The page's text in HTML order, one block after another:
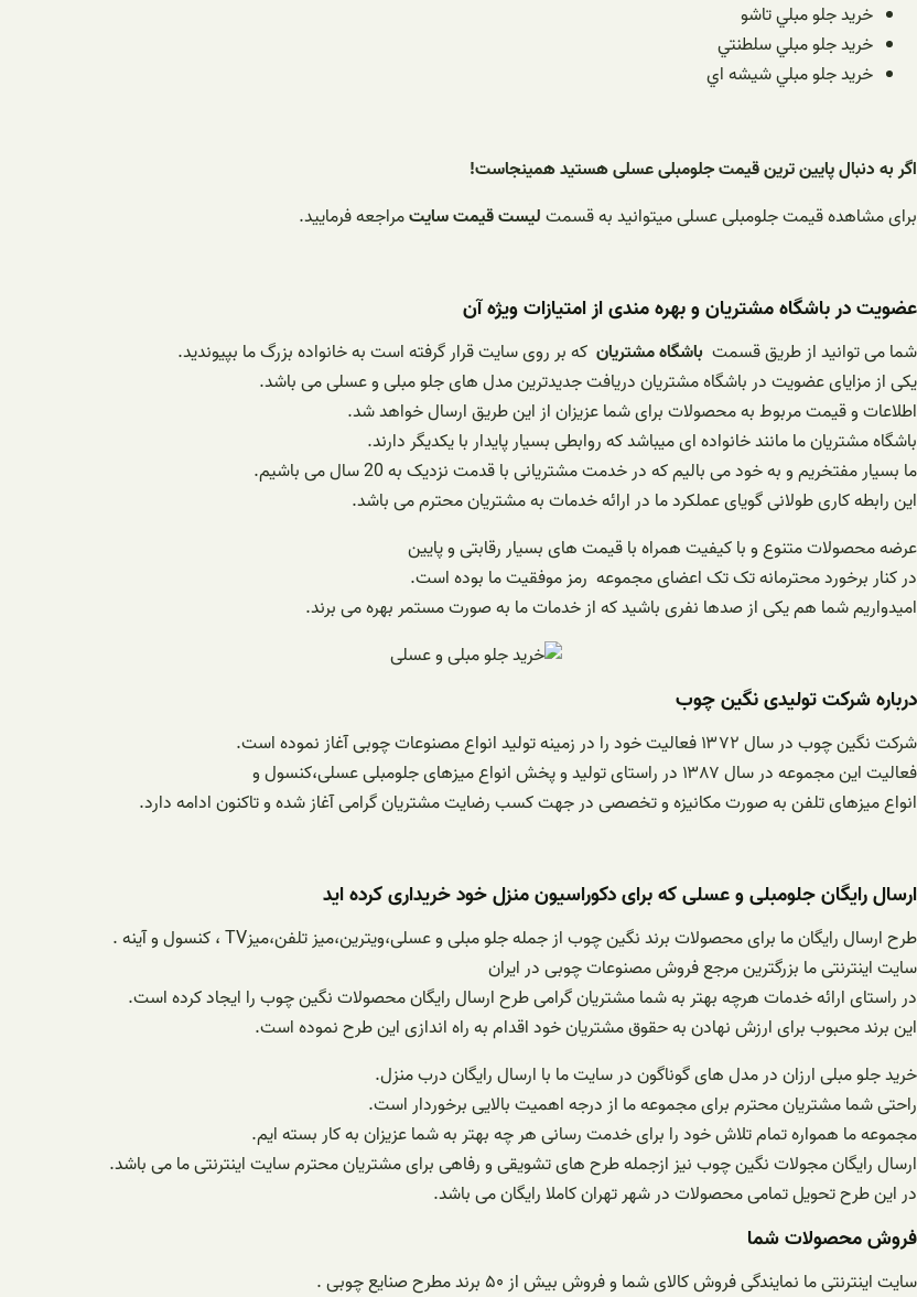
خريد جلو مبلي تاشو
خريد جلو مبلي سلطنتي
خريد جلو مبلي شيشه اي
اگر به دنبال پایین ترین قیمت جلومبلی عسلی هستید همینجاست!
برای مشاهده قیمت جلومبلی عسلی میتوانید به قسمتلیست قیمت سایتمراجعه فرمایید.
عضویت در باشگاه مشتریان و بهره مندی از امتیازات ویژه آن
شما می توانید از طریق قسمت باشگاه مشتریان که بر روی سایت قرار گرفته است به خانواده بزرگ ما بپیوندید.
یکی از مزایای عضویت در باشگاه مشتریان دریافت جدیدترین مدل های جلو مبلی و عسلی می باشد.
اطلاعات و قیمت مربوط به محصولات برای شما عزیزان از این طریق ارسال خواهد شد.
باشگاه مشتریان ما مانند خانواده ای میباشد که روابطی بسیار پایدار با یکدیگر دارند.
ما بسیار مفتخریم و به خود می بالیم که در خدمت مشتریانی با قدمت نزدیک به 20 سال می باشیم.
این رابطه کاری طولانی گویای عملکرد ما در ارائه خدمات به مشتریان محترم می باشد.
عرضه محصولات متنوع و با کیفیت همراه با قیمت های بسیار رقابتی و پایین
در کنار برخورد محترمانه تک تک اعضای مجموعه رمز موفقیت ما بوده است.
امیدواریم شما هم یکی از صدها نفری باشید که از خدمات ما به صورت مستمر بهره می برند.
درباره شرکت تولیدی نگین چوب
شرکت نگین چوب در سال ۱۳۷۲ فعالیت خود را در زمینه تولید انواع مصنوعات چوبی آغاز نموده است.
فعالیت این مجموعه در سال ۱۳۸۷ در راستای تولید و پخش انواع میزهای جلومبلی عسلی،کنسول و
انواع میزهای تلفن به صورت مکانیزه و تخصصی در جهت کسب رضایت مشتریان گرامی آغاز شده و تاکنون ادامه دارد.
ارسال رایگان جلومبلی و عسلی که برای دکوراسیون منزل خود خریداری کرده اید
طرح ارسال رایگان ما برای محصولات برند نگین چوب از جمله جلو مبلی و عسلی،ویترین،میز تلفن،میزTV ، کنسول و آینه .
سایت اینترنتی ما بزرگترین مرجع فروش مصنوعات چوبی در ایران
در راستای ارائه خدمات هرچه بهتر به شما مشتریان گرامی طرح ارسال رایگان محصولات نگین چوب را ایجاد کرده است.
این برند محبوب برای ارزش نهادن به حقوق مشتریان خود اقدام به راه اندازی این طرح نموده است.
خرید جلو مبلی ارزان در مدل های گوناگون در سایت ما با ارسال رایگان درب منزل.
راحتی شما مشتریان محترم برای مجموعه ما از درجه اهمیت بالایی برخوردار است.
مجموعه ما همواره تمام تلاش خود را برای خدمت رسانی هر چه بهتر به شما عزیزان به کار بسته ایم.
ارسال رایگان مجولات نگین چوب نیز ازجمله طرح های تشویقی و رفاهی برای مشتریان محترم سایت اینترنتی ما می باشد.
در این طرح تحویل تمامی محصولات در شهر تهران کاملا رایگان می باشد.
فروش محصولات شما
سایت اینترنتی ما نمایندگی فروش کالای شما و فروش بیش از ۵۰ برند مطرح صنایع چوبی .